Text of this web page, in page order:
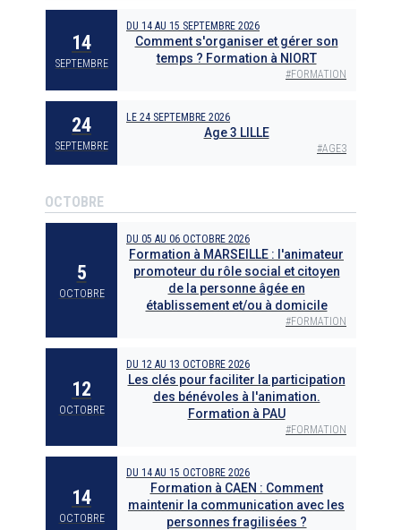
14
SEPTEMBRE
DU 14 AU 15 SEPTEMBRE 2026
Comment s'organiser et gérer son
temps ? Formation à NIORT
#FORMATION
24
SEPTEMBRE
LE 24 SEPTEMBRE 2026
Age 3 LILLE
#AGE3
OCTOBRE
5
OCTOBRE
DU 05 AU 06 OCTOBRE 2026
Formation à MARSEILLE : l'animateur
promoteur du rôle social et citoyen
de la personne âgée en
établissement et/ou à domicile
#FORMATION
12
OCTOBRE
DU 12 AU 13 OCTOBRE 2026
Les clés pour faciliter la participation
des bénévoles à l'animation.
Formation à PAU
#FORMATION
14
OCTOBRE
DU 14 AU 15 OCTOBRE 2026
Formation à CAEN : Comment
maintenir la communication avec les
personnes fragilisées ?